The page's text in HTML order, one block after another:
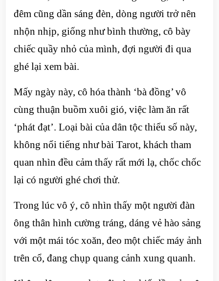
đêm cũng dần sáng đèn, dòng người trở nên
nhộn nhịp, giống như bình thường, cô bày
chiếc quầy nhỏ của mình, đợi người đi qua
ghé lại xem bài.
Mấy ngày này, cô hóa thành ‘bà đồng’ vô
cùng thuận buồm xuôi gió, việc làm ăn rất
‘phát đạt’. Loại bài của dân tộc thiểu số này,
không nổi tiếng như bài Tarot, khách tham
quan nhìn đều cảm thấy rất mới lạ, chốc chốc
lại có người ghé chơi thử.
Trong lúc vô ý, cô nhìn thấy một người đàn
ông thân hình cường tráng, dáng vẻ hào sảng
với một mái tóc xoăn, đeo một chiếc máy ảnh
trên cổ, đang chụp quang cảnh xung quanh.